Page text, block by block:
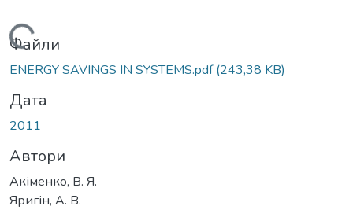
Вантажиться...
Файли
ENERGY SAVINGS IN SYSTEMS.pdf(243,38 KB)
Дата
2011
Автори
Акіменко, В. Я.
Яригін, А. В.